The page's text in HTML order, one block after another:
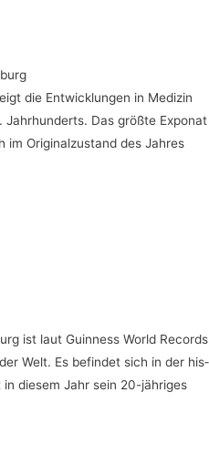
die Ent­wick­lun­gen in Medi­zin
Das größ­te Expo­nat
im Ori­gi­nal­zu­stand des Jah­res
ist laut Guin­ness World Records
Welt. Es befin­det sich in der his­
die­sem Jahr sein 20-jäh­ri­ges